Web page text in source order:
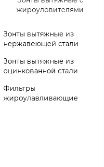
жироуловителями
Зонты вытяжные из
нержавеющей стали
Зонты вытяжные из
оцинкованной стали
Фильтры
жироулавливающие